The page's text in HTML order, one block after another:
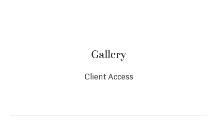
Gallery
Client Access